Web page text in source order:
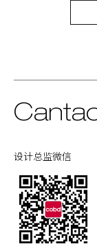
设计总监微信